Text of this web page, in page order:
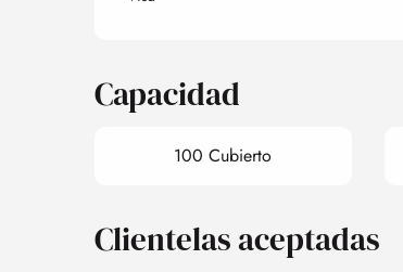
Capacidad
100 Cubierto
Clientelas aceptadas